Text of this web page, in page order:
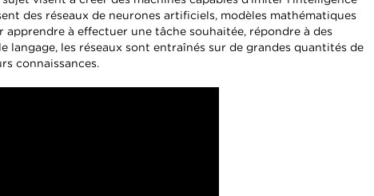
des réseaux de neurones artificiels, modèles mathématiques
apprendre à effectuer une tâche souhaitée, répondre à des
langage, les réseaux sont entraînés sur de grandes quantités de
connaissances.